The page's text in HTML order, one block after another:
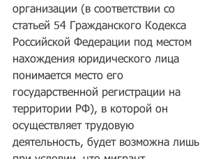
организации (в соответствии со
статьей 54 Гражданского Кодекса
Российской Федерации под местом
нахождения юридического лица
понимается место его
государственной регистрации на
территории РФ), в которой он
осуществляет трудовую
деятельность, будет возможна лишь